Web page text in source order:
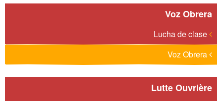
Voz Obrera
Lutte Ouvrière